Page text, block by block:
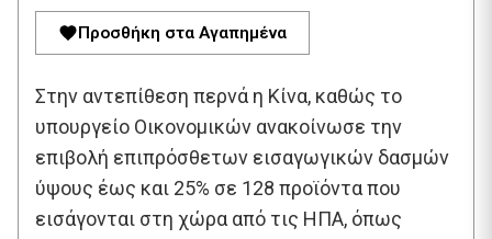
Προσθήκη στα Αγαπημένα
Στην αντεπίθεση περνά η Κίνα, καθώς το
υπουργείο Οικονομικών ανακοίνωσε την
επιβολή επιπρόσθετων εισαγωγικών δασμών
ύψους έως και 25% σε 128 προϊόντα που
εισάγονται στη χώρα από τις ΗΠΑ, όπως